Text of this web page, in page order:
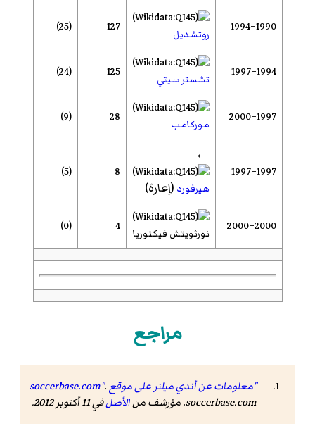
1990–1994
روتشديل
127
(25)
1994–1997
تشستر سيتي
125
(24)
1997–2000
موركامب
28
(9)
1997–1997
←
هيرفورد (إعارة)
8
(5)
2000–2000
نورثويتش فيكتوريا
4
(0)
مراجع
"معلومات عن أندي ميلنر على موقع soccerbase.com".
soccerbase.com. مؤرشف من
الأصلفي 11 أكتوبر 2012.